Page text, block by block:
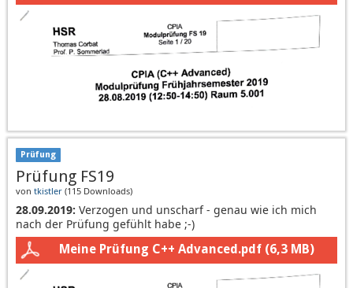
Prüfung
Prüfung FS19
von tkistler (115 Downloads)
28.09.2019: Verzogen und unscharf - genau wie ich mich
nach der Prüfung gefühlt habe ;-)
Meine Prüfung C++ Advanced.pdf (6,3 MB)